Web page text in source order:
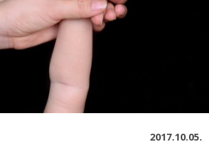
2017.10.05.